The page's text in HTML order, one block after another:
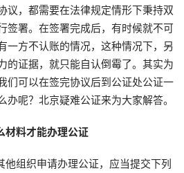
议，都需要在法律规定情形下秉持双
签署。在签署完成后，有时候就不可
一方不认账的情况，这种情况下，另
的证据，就只能自认倒霉了。其实为
们可以在签完协议后到公证处公证一
呢？北京疑难公证来为大家解答。
材料才能办理公证
组织申请办理公证，应当提交下列